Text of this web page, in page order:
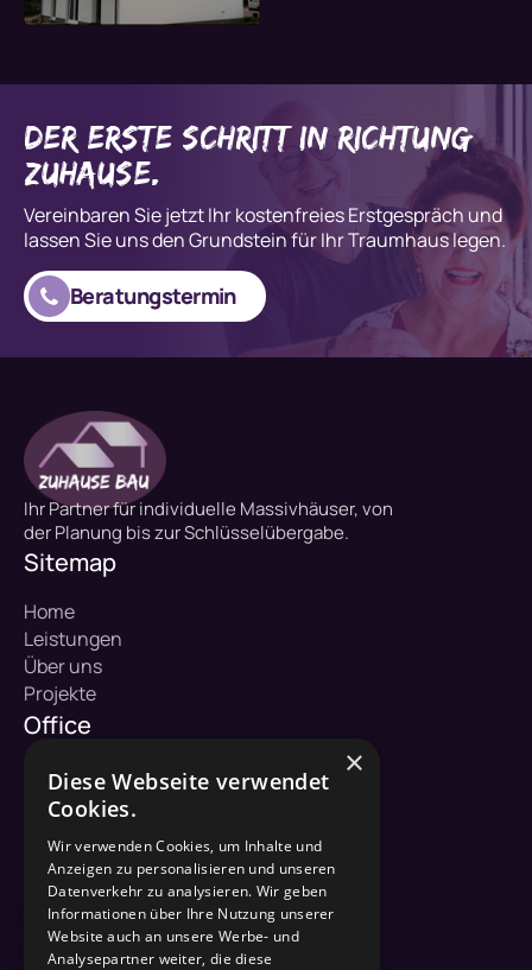
der erste Schritt in Richtung
Zuhause.
Vereinbaren Sie jetzt Ihr kostenfreies Erstgespräch und
lassen Sie uns den Grundstein für Ihr Traumhaus legen.
Beratungstermin
Ihr Partner für individuelle Massivhäuser, von
der Planung bis zur Schlüsselübergabe.
Sitemap
Home
Leistungen
Über uns
Projekte
Office
ZuHause Bau GmbH
Hofkoppel 1
Kontakt
04542 / 822 36 50
info@zuhause-bau.de
×
Diese Webseite verwendet
Cookies.
Wir verwenden Cookies, um Inhalte und
Anzeigen zu personalisieren und unseren
Datenverkehr zu analysieren. Wir geben
Informationen über Ihre Nutzung unserer
Website auch an unsere Werbe- und
Analysepartner weiter, die diese